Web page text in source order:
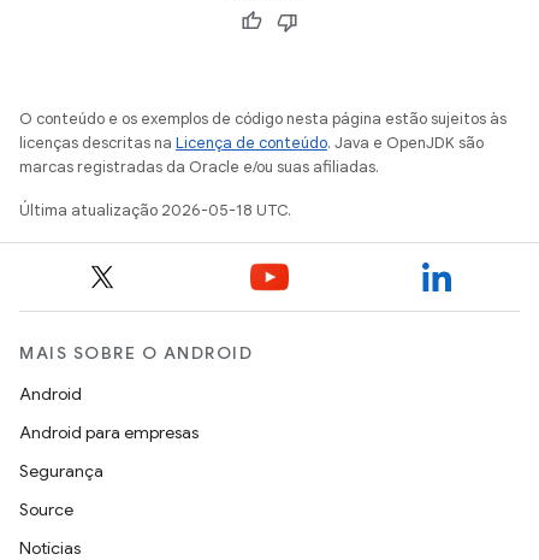
O conteúdo e os exemplos de código nesta página estão sujeitos às
licenças descritas na Licença de conteúdo. Java e OpenJDK são
marcas registradas da Oracle e/ou suas afiliadas.
Última atualização 2026-05-18 UTC.
MAIS SOBRE O ANDROID
Android
Android para empresas
Segurança
Source
Notícias